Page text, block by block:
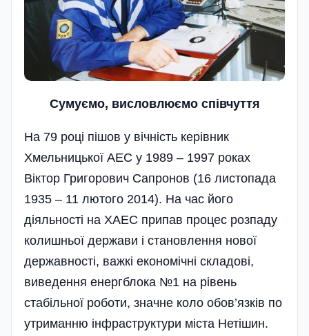
Сумуємо, висловлюємо співчуття
На 79 році пішов у вічність керівник
Хмельницької АЕС у 1989 – 1997 роках
Віктор Григорович Сапронов (16 листопада
1935 – 11 лютого 2014). На час його
діяльності на ХАЕС припав процес розпаду
колишньої держави і становлення нової
державності, важкі економічні складові,
виведення енергблока №1 на рівень
стабільної роботи, значне коло обов’язків по
утриманню інфраструктури міста Нетішин.